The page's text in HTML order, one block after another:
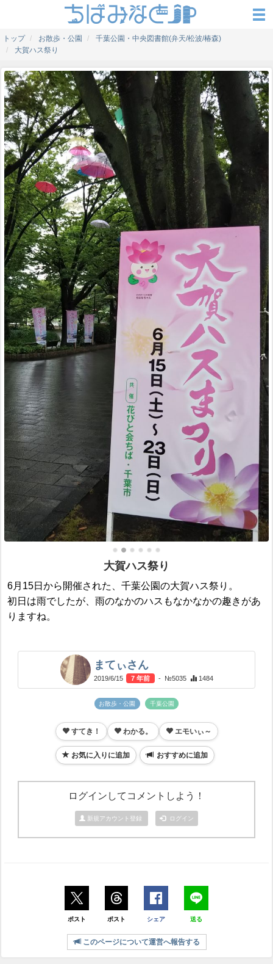
トップ お散歩・公園
千葉公園・中央図書館(弁天/松波/椿森)
大賀ハス祭り
大賀ハス祭り
6月15日から開催された、千葉公園の大賀ハス祭り。
初日は雨でしたが、雨のなかのハスもなかなかの趣きがあ
りますね。
まてぃさん
2019/6/15 7 年前 - №5035 1484
お散歩・公園 千葉公園
すてき！ わかる。 エモいぃ～
お気に入りに追加 おすすめに追加
ログインしてコメントしよう！
新規アカウント登録 ログイン
ポスト ポスト シェア 送る
このページについて運営へ報告する